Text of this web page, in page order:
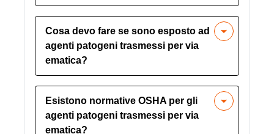
l’HIV. Sono pericolosi perché possono
trasmettono attraverso il contatto con
sangue infetto e altri fluidi corporei.
Utilizza dispositivi di protezione
individuale (DPI) come guanti e
maschere, pratica una buona igiene
personale, evita il contatto diretto con
sangue e fluidi corporei e segui i
lavoro.
Cosa devo fare se sono esposto ad
agenti patogeni trasmessi per via
ematica?
Pulisci immediatamente l'area
interessata con acqua e sapone,
sciacqua gli occhi o le mucose con
acqua, segnala l'incidente al tuo
Esistono normative OSHA per gli
agenti patogeni trasmessi per via
ematica?